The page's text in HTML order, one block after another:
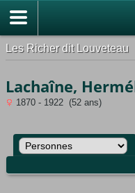
Les Richer dit Louveteau
Lachaîne,
1870 - 1922 (52 ans)